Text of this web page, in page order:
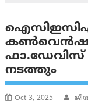
ഫാ.ഡേവിസ്
നടത്തും
Oct 3, 2025